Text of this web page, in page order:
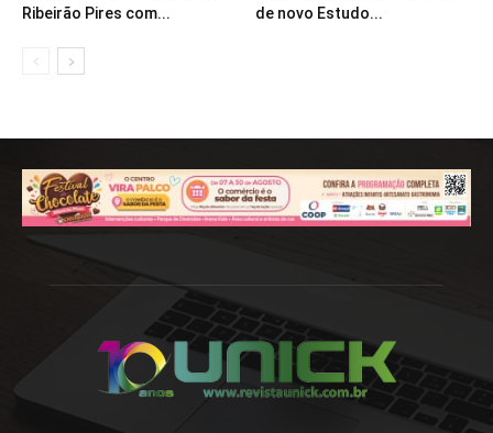
Ribeirão Pires com...
de novo Estudo...